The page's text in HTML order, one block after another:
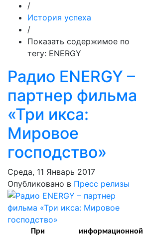
/
История успеха
/
Показать содержимое по
тегу: ENERGY
Радио ENERGY –
партнер фильма
«Три икса:
Мировое
господство»
Среда, 11 Январь 2017
Опубликовано в Пресс релизы
При информационной